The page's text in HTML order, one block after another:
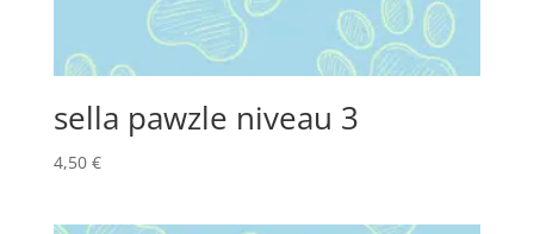
sella pawzle niveau 3
4,50 €